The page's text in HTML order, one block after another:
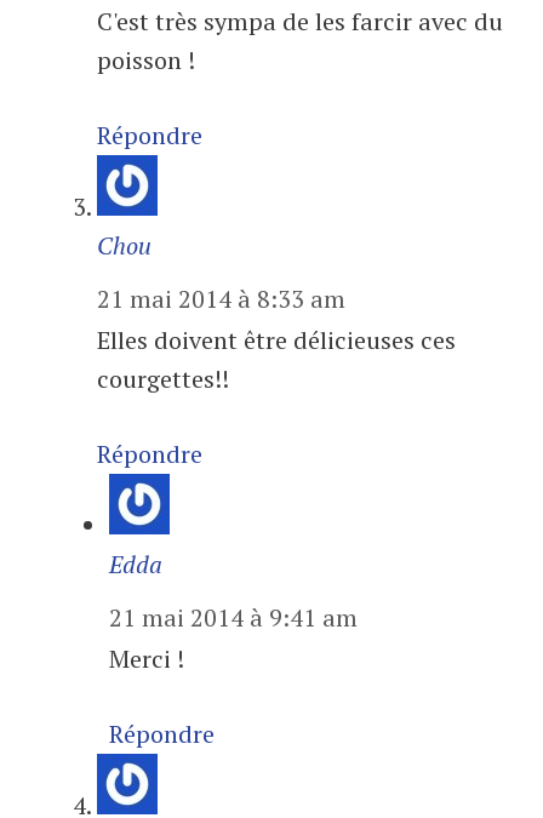
C'est très sympa de les farcir avec du
poisson !
Répondre
Chou
21 mai 2014 à 8:33 am
Elles doivent être délicieuses ces
courgettes!!
Répondre
Edda
21 mai 2014 à 9:41 am
Merci !
Répondre